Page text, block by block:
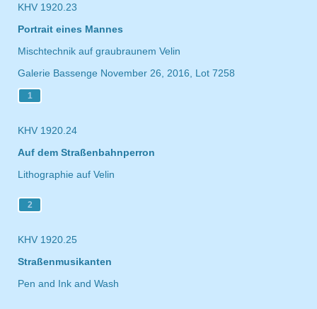
KHV 1920.23
Portrait eines Mannes
Mischtechnik auf graubraunem Velin
Galerie Bassenge November 26, 2016, Lot 7258
1
KHV 1920.24
Auf dem Straßenbahnperron
Lithographie auf Velin
2
KHV 1920.25
Straßenmusikanten
Pen and Ink and Wash